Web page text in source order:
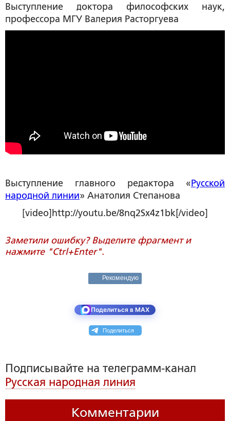
Выступление доктора философских наук,
профессора МГУ Валерия Расторгуева
Выступление главного редактора «Русской
народной линии» Анатолия Степанова
[video]http://youtu.be/8nq2Sx4z1bk[/video]
Заметили ошибку? Выделите фрагмент и
нажмите "Ctrl+Enter".
Рекомендую
Поделиться в MAX
Поделиться
Подписывайте на телеграмм-канал
Русская народная линия
Комментарии